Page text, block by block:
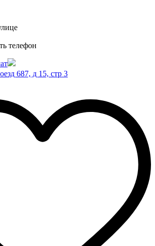
телефон
687, д 15, стр 3